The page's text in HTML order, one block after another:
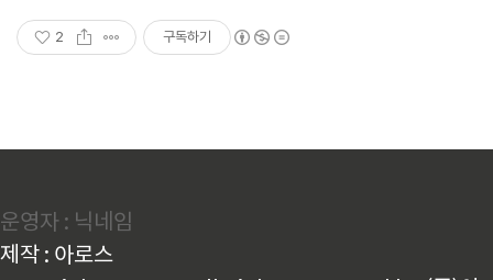
2 구독하기
운영자 : 닉네임
제작 : 아로스